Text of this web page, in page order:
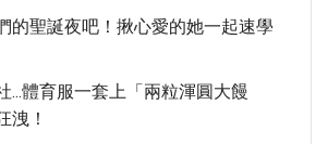
的聖誕夜吧！揪心愛的她一起速學
...體育服一套上「兩粒渾圓大饅
洩！